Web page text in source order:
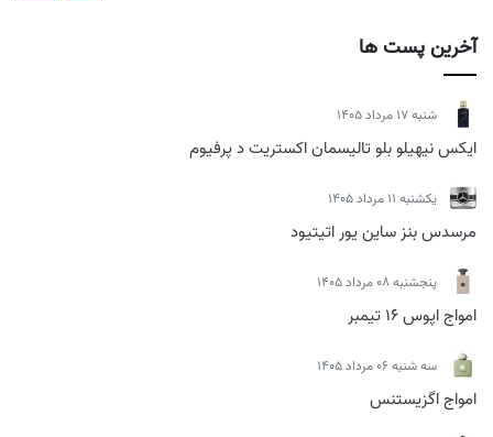
آخرین پست ها
شنبه 17 مرداد 1405
ایکس نیهیلو بلو تالیسمان اکستریت د پرفیوم
يكشنبه 11 مرداد 1405
مرسدس بنز ساین یور اتیتیود
پنجشنبه 08 مرداد 1405
امواج اپوس 16 تیمبر
سه شنبه 06 مرداد 1405
امواج اگزیستنس